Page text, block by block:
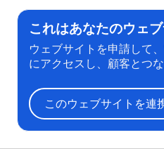
これはあなたのウェ
ウェブサイトを申請して
にアクセスし、顧客とつな
このウェブサイトを連